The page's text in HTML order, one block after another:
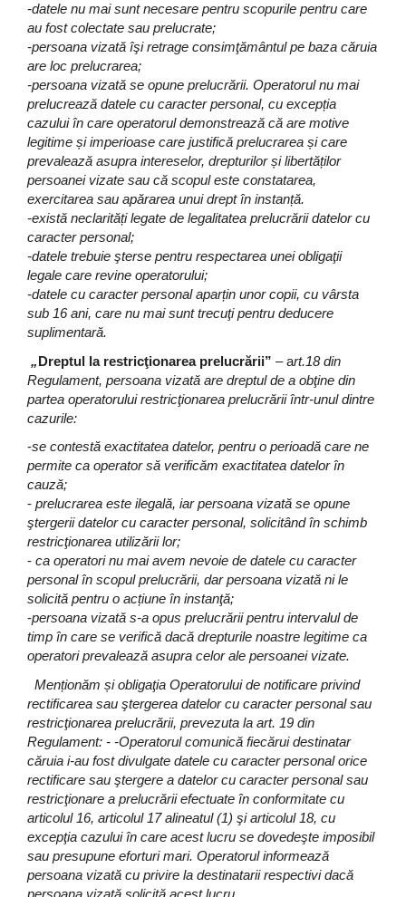
-datele nu mai sunt necesare pentru scopurile pentru care
au fost colectate sau prelucrate;
-persoana vizată îşi retrage consimţământul pe baza căruia
are loc prelucrarea;
-persoana vizată se opune prelucrării. Operatorul nu mai
prelucrează datele cu caracter personal, cu excepția
cazului în care operatorul demonstrează că are motive
legitime și imperioase care justifică prelucrarea și care
prevalează asupra intereselor, drepturilor și libertăților
persoanei vizate sau că scopul este constatarea,
exercitarea sau apărarea unui drept în instanță.
-există neclarități legate de legalitatea prelucrării datelor cu
caracter personal;
-datele trebuie şterse pentru respectarea unei obligaţii
legale care revine operatorului;
-datele cu caracter personal aparțin unor copii, cu vârsta
sub 16 ani, care nu mai sunt trecuţi pentru deducere
suplimentară.
„Dreptul la restricţionarea prelucrării” –art.18 din
Regulament, persoana vizată are dreptul de a obţine din
partea operatorului restricţionarea prelucrării într-unul dintre
cazurile:
-se contestă exactitatea datelor, pentru o perioadă care ne
permite ca operator să verificăm exactitatea datelor în
cauză;
- prelucrarea este ilegală, iar persoana vizată se opune
ştergerii datelor cu caracter personal, solicitând în schimb
restricţionarea utilizării lor;
- ca operatori nu mai avem nevoie de datele cu caracter
personal în scopul prelucrării, dar persoana vizată ni le
solicită pentru o acțiune în instanţă;
-persoana vizată s-a opus prelucrării pentru intervalul de
timp în care se verifică dacă drepturile noastre legitime ca
operatori prevalează asupra celor ale persoanei vizate.
Menționăm și obligaţia Operatorului de notificare privind
rectificarea sau ştergerea datelor cu caracter personal sau
restricţionarea prelucrării, prevezuta la art. 19 din
Regulament: - -Operatorul comunică fiecărui destinatar
căruia i-au fost divulgate datele cu caracter personal orice
rectificare sau ştergere a datelor cu caracter personal sau
restricţionare a prelucrării efectuate în conformitate cu
articolul 16, articolul 17 alineatul (1) şi articolul 18, cu
excepţia cazului în care acest lucru se dovedeşte imposibil
sau presupune eforturi mari. Operatorul informează
persoana vizată cu privire la destinatarii respectivi dacă
persoana vizată solicită acest lucru.